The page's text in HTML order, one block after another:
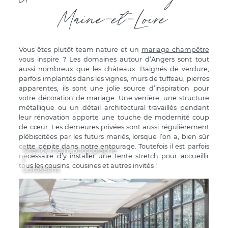
Maine-et-Loire
Vous êtes plutôt team nature et un mariage champêtre
vous inspire ? Les domaines autour d’Angers sont tout
aussi nombreux que les châteaux. Baignés de verdure,
parfois implantés dans les vignes, murs de tuffeau, pierres
apparentes, ils sont une jolie source d’inspiration pour
votre décoration de mariage . Une verrière, une structure
métallique ou un détail architectural travaillés pendant
leur rénovation apporte une touche de modernité coup
de cœur. Les demeures privées sont aussi régulièrement
plébiscitées par les futurs mariés, lorsque l’on a, bien sûr
cette pépite dans notre entourage. Toutefois il est parfois
nécessaire d’y installer une tente stretch pour accueillir
tous les cousins, cousines et autres invités !
©franck.merlin.photographe
/
Loire&Sens